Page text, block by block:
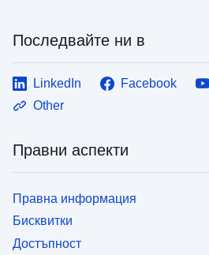
Последвайте ни в
LinkedIn Facebook
Other
Правни аспекти
Правна информация
Бисквитки
Достъпност